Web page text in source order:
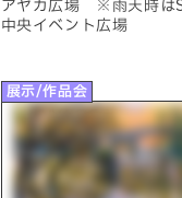
アヤカ広場 ※雨天時は
中央イベント広場
展示/作品会